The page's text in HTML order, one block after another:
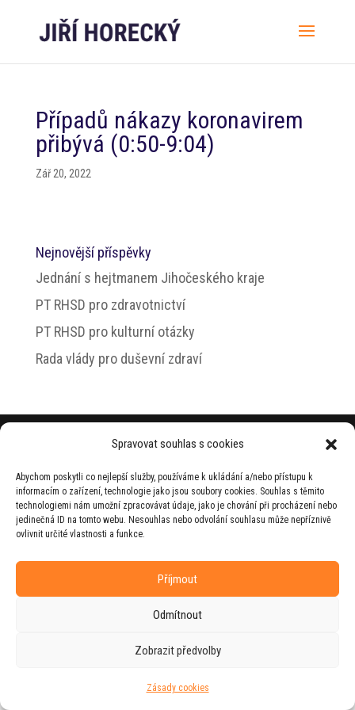
Spravovat souhlas s cookies
Abychom poskytli co nejlepší služby, používáme k ukládání a/nebo přístupu k
informacím o zařízení, technologie jako jsou soubory cookies. Souhlas s těmito
technologiemi nám umožní zpracovávat údaje, jako je chování při procházení nebo
jedinečná ID na tomto webu. Nesouhlas nebo odvolání souhlasu může nepříznivě
ovlivnit určité vlastnosti a funkce.
Příjmout
Odmítnout
Zobrazit předvolby
Zásady cookies
Případů nákazy koronavirem
přibývá (0:50-9:04)
Zář 20, 2022
Nejnovější příspěvky
Jednání s hejtmanem Jihočeského kraje
PT RHSD pro zdravotnictví
PT RHSD pro kulturní otázky
Rada vlády pro duševní zdraví
© 2026 Jiří Horecký – Osobní stránky Jiřího
Web vytvořila firmaRUDIve spolupráci s
agenturouZEST BRAND.